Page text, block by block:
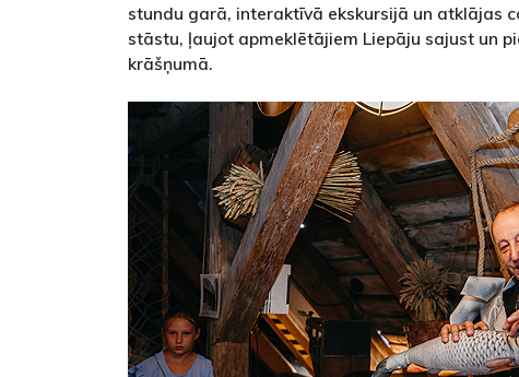
stundu garā, interaktīvā ekskursijā un atklājas
stāstu, ļaujot apmeklētājiem Liepāju sajust un
krāšņumā.